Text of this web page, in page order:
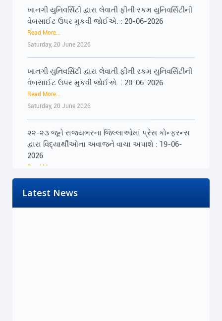
ખાનગી યુનિવર્સિટી દ્વારા લેવાતી ફીની રકમ યુનિવર્સિટીની
વેબસાઈટ ઉપર મુકવી જોઈએ. : 20-06-2026
Read More...
Saturday, 20 June 2026
ખાનગી યુનિવર્સિટી દ્વારા લેવાતી ફીની રકમ યુનિવર્સિટીની
વેબસાઈટ ઉપર મુકવી જોઈએ. : 20-06-2026
Read More...
Saturday, 20 June 2026
૨૨-૨૩ જૂને રાજ્યભરના જિલ્લાઓમાં પ્રેસ કોન્ફરન્સ
દ્વારા વિદ્યાર્થીઓના અવાજને વાચા અપાશે : 19-06-
2026
Read More...
Latest News